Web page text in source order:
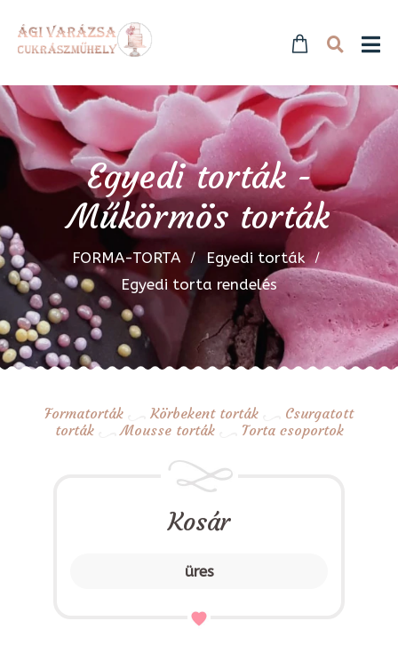
Egyedi torták -
Műkörmös torták
FORMA-TORTA
Egyedi torták
Egyedi torta rendelés
Formatorták Körbekent torták
Csurgatott
torták
Mousse torták Torta csoportok
Kosár
üres